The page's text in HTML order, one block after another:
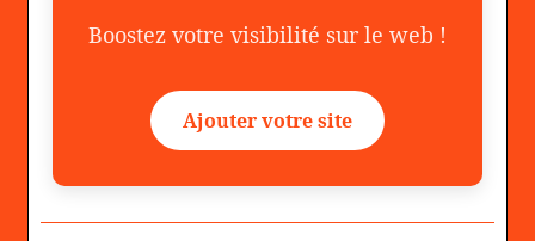
Boostez votre visibilité sur le web !
Ajouter votre site